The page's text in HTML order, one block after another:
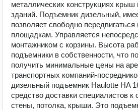
металлических конструкциях крыш
зданий. Подъемник дизельный,
позволяет свободно
площадкам. Управляется
монтажником с корзины. Высота
подъемники в собственности, что
получить минимальные цены на
транспортных компаний-
дизельный подъемник Haulotte HA
средство доставки специалистов к
стены, потолка, крыши. Это